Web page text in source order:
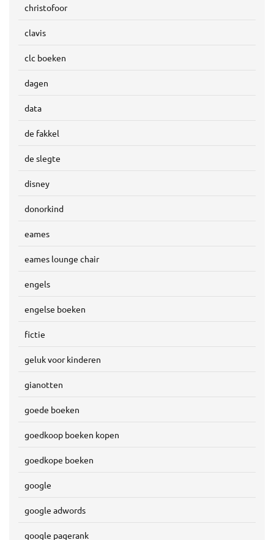
christofoor
clavis
clc boeken
dagen
data
de fakkel
de slegte
disney
donorkind
eames
eames lounge chair
engels
engelse boeken
fictie
geluk voor kinderen
gianotten
goede boeken
goedkoop boeken kopen
goedkope boeken
google
google adwords
google pagerank